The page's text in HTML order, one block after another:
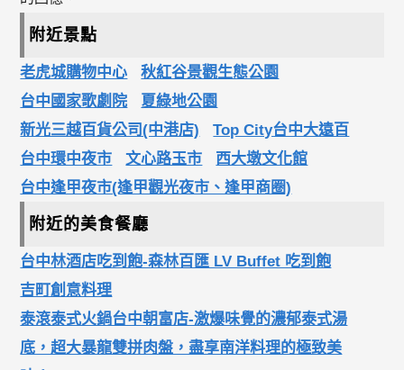
附近景點
老虎城購物中心
秋紅谷景觀生態公園
台中國家歌劇院
夏綠地公園
新光三越百貨公司(中港店)
Top City台中大遠百
台中環中夜市
文心路玉市
西大墩文化館
台中逢甲夜市(逢甲觀光夜市、逢甲商圈)
附近的美食餐廳
台中林酒店吃到飽-森林百匯 LV Buffet 吃到飽
吉町創意料理
泰滾泰式火鍋台中朝富店-激爆味覺的濃郁泰式湯
底，超大暴龍雙拼肉盤，盡享南洋料理的極致美